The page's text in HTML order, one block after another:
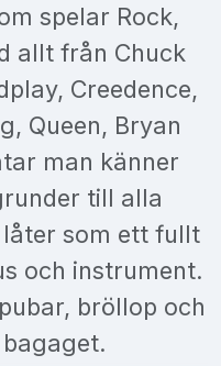
spelar Rock,
allt från Chuck
Creedence,
Queen, Bryan
man känner
till alla
som ett fullt
och instrument.
bröllop och